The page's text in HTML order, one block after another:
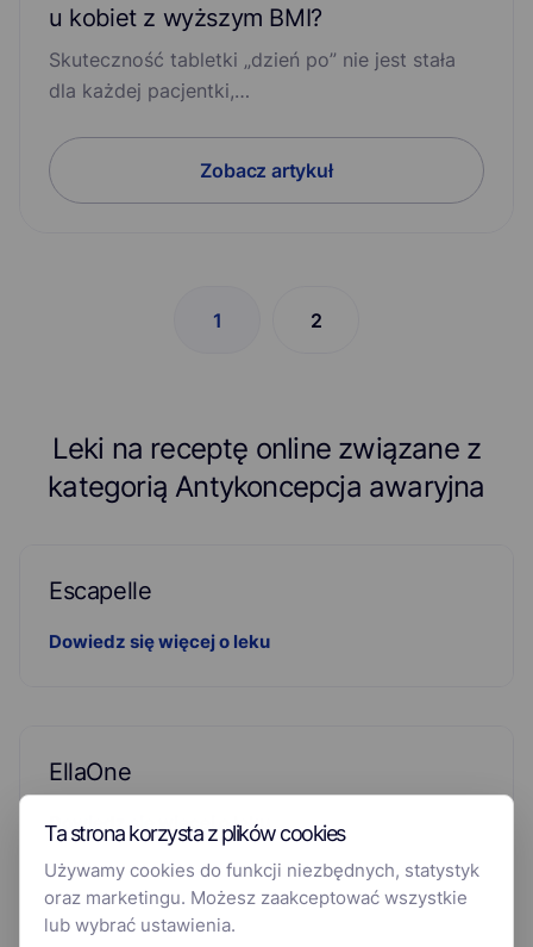
u kobiet z wyższym BMI?
Skuteczność tabletki „dzień po” nie jest stała
dla każdej pacjentki,…
Zobacz artykuł
1 2
Leki na receptę online związane z
kategorią Antykoncepcja awaryjna
Escapelle
Dowiedz się więcej o leku
EllaOne
Dowiedz się więcej o leku
Ta strona korzysta z plików cookies
Używamy cookies do funkcji niezbędnych, statystyk
oraz marketingu. Możesz zaakceptować wszystkie
lub wybrać ustawienia.